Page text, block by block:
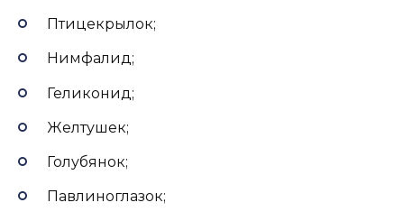
Птицекрылок;
Нимфалид;
Геликонид;
Желтушек;
Голубянок;
Павлиноглазок;